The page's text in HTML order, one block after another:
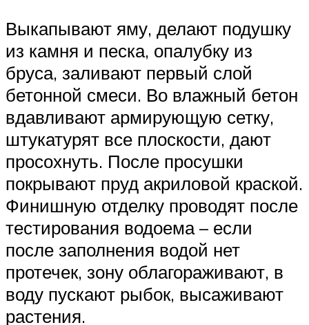
Выкапывают яму, делают подушку
из камня и песка, опалубку из
бруса, заливают первый слой
бетонной смеси. Во влажный бетон
вдавливают армирующую сетку,
штукатурят все плоскости, дают
просохнуть. После просушки
покрывают пруд акриловой краской.
Финишную отделку проводят после
тестирования водоема – если
после заполнения водой нет
протечек, зону облагораживают, в
воду пускают рыбок, высаживают
растения.